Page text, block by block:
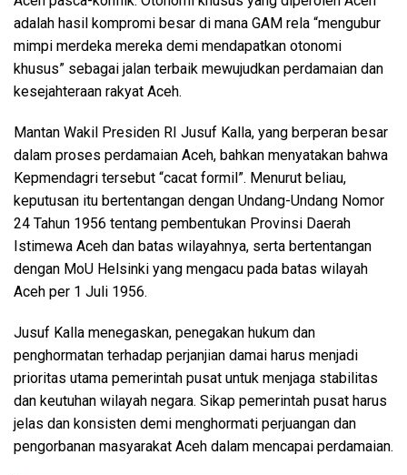
adalah hasil kompromi besar di mana GAM rela “mengubur
mimpi merdeka mereka demi mendapatkan otonomi
khusus” sebagai jalan terbaik mewujudkan perdamaian dan
kesejahteraan rakyat Aceh.
Mantan Wakil Presiden RI Jusuf Kalla, yang berperan besar
dalam proses perdamaian Aceh, bahkan menyatakan bahwa
Kepmendagri tersebut “cacat formil”. Menurut beliau,
keputusan itu bertentangan dengan Undang-Undang Nomor
24 Tahun 1956 tentang pembentukan Provinsi Daerah
Istimewa Aceh dan batas wilayahnya, serta bertentangan
dengan MoU Helsinki yang mengacu pada batas wilayah
Aceh per 1 Juli 1956.
Jusuf Kalla menegaskan, penegakan hukum dan
penghormatan terhadap perjanjian damai harus menjadi
prioritas utama pemerintah pusat untuk menjaga stabilitas
dan keutuhan wilayah negara. Sikap pemerintah pusat harus
jelas dan konsisten demi menghormati perjuangan dan
pengorbanan masyarakat Aceh dalam mencapai perdamaian.